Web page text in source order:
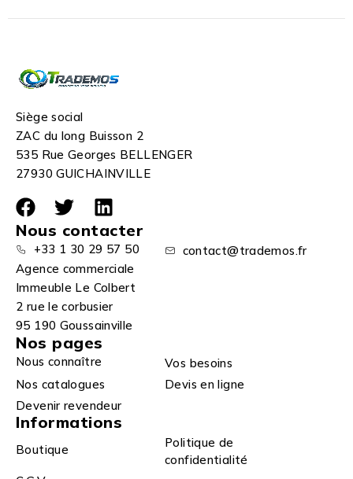
Siège social
ZAC du long Buisson 2
535 Rue Georges BELLENGER
27930 GUICHAINVILLE
Nous contacter
+33 1 30 29 57 50
contact@trademos.fr
Agence commerciale
Immeuble Le Colbert
2 rue le corbusier
95 190 Goussainville
Nos pages
Nous connaître
Vos besoins
Nos catalogues
Devis en ligne
Devenir revendeur
Informations
Boutique
Politique de
confidentialité